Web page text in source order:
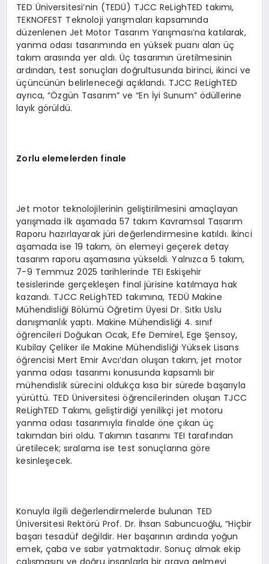
TED Üniversitesi’nin (TEDÜ) TJCC ReLighTED takımı,
TEKNOFEST Teknoloji yarışmaları kapsamında
düzenlenen Jet Motor Tasarım Yarışması’na katılarak,
yanma odası tasarımında en yüksek puanı alan üç
takım arasında yer aldı. Üç tasarımın üretilmesinin
ardından, test sonuçları doğrultusunda birinci, ikinci ve
üçüncünün belirleneceği açıklandı. TJCC ReLighTED
ayrıca, “Özgün Tasarım” ve “En İyi Sunum” ödüllerine
layık görüldü.
Zorlu elemelerden finale
Jet motor teknolojilerinin geliştirilmesini amaçlayan
yarışmada ilk aşamada 57 takım Kavramsal Tasarım
Raporu hazırlayarak jüri değerlendirmesine katıldı. İkinci
aşamada ise 19 takım, ön elemeyi geçerek detay
tasarım raporu aşamasına yükseldi. Yalnızca 5 takım,
7-9 Temmuz 2025 tarihlerinde TEI Eskişehir
tesislerinde gerçekleşen final jürisine katılmaya hak
kazandı. TJCC ReLighTED takımına, TEDÜ Makine
Mühendisliği Bölümü Öğretim Üyesi Dr. Sıtkı Uslu
danışmanlık yaptı. Makine Mühendisliği 4. sınıf
öğrencileri Doğukan Ocak, Efe Demirel, Ege Şensoy,
Kubilay Çeliker ile Makine Mühendisliği Yüksek Lisans
öğrencisi Mert Emir Avcı’dan oluşan takım, jet motor
yanma odası tasarımı konusunda kapsamlı bir
mühendislik sürecini oldukça kısa bir sürede başarıyla
yürüttü. TED Üniversitesi öğrencilerinden oluşan TJCC
ReLighTED Takımı, geliştirdiği yenilikçi jet motoru
yanma odası tasarımıyla finalde öne çıkan üç
takımdan biri oldu. Takımın tasarımı TEI tarafından
üretilecek; sıralama ise test sonuçlarına göre
kesinleşecek.
Konuyla ilgili değerlendirmelerde bulunan TED
Üniversitesi Rektörü Prof. Dr. İhsan Sabuncuoğlu, “Hiçbir
başarı tesadüf değildir. Her başarının ardında yoğun
emek, çaba ve sabır yatmaktadır. Sonuç almak ekip
çalışmasını ve doğru insanlarla bir araya gelmeyi